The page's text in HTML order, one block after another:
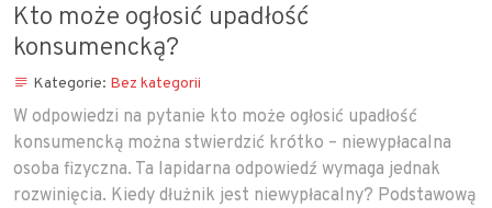
Kto może ogłosić upadłość
konsumencką?
Kategorie: Bez kategorii
W odpowiedzi na pytanie kto może ogłosić upadłość
konsumencką można stwierdzić krótko – niewypłacalna
osoba fizyczna. Ta lapidarna odpowiedź wymaga jednak
rozwinięcia. Kiedy dłużnik jest niewypłacalny? Podstawową